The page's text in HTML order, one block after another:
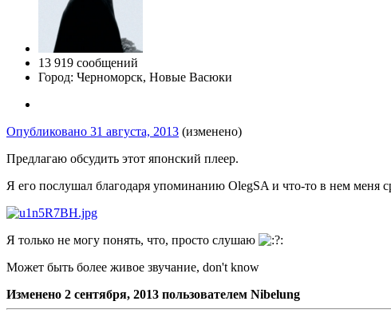
13 919 сообщений
Город: Черноморск, Новые Васюки
Опубликовано 31 августа, 2013 (изменено)
Предлагаю обсудить этот японский плеер.
Я его послушал благодаря упоминанию OlegSA и что-то в нем меня
Я только не могу понять, что, просто слушаю
Может быть более живое звучание, don't know
Изменено 2 сентября, 2013 пользователем Nibelung